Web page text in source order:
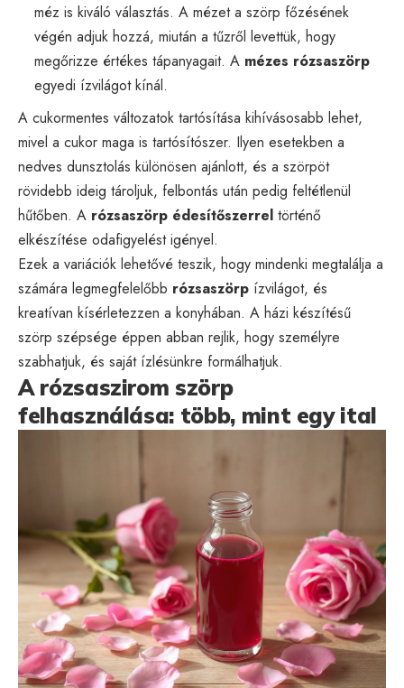
méz is kiváló választás. A mézet a szörp főzésének
végén adjuk hozzá, miután a tűzről levettük, hogy
megőrizze értékes tápanyagait. A mézes rózsaszörp
egyedi ízvilágot kínál.
A cukormentes változatok tartósítása kihívásosabb lehet,
mivel a cukor maga is tartósítószer. Ilyen esetekben a
nedves dunsztolás különösen ajánlott, és a szörpöt
rövidebb ideig tároljuk, felbontás után pedig feltétlenül
hűtőben. A rózsaszörp édesítőszerrel történő
elkészítése odafigyelést igényel.
Ezek a variációk lehetővé teszik, hogy mindenki megtalálja a
számára legmegfelelőbb rózsaszörp ízvilágot, és
kreatívan kísérletezzen a konyhában. A házi készítésű
szörp szépsége éppen abban rejlik, hogy személyre
szabhatjuk, és saját ízlésünkre formálhatjuk.
A rózsaszirom szörp
felhasználása: több, mint egy ital